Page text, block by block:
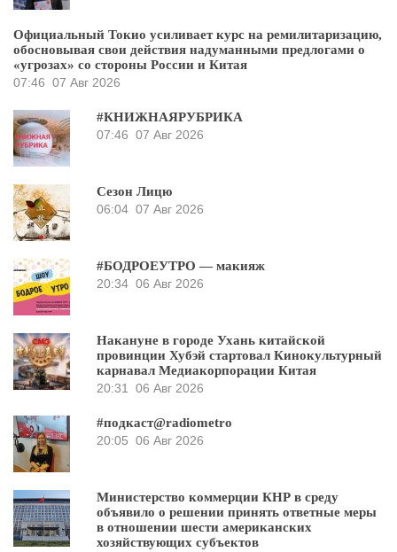
Официальный Токио усиливает курс на ремилитаризацию,
обосновывая свои действия надуманными предлогами о
«угрозах» со стороны России и Китая
07:46 07 Авг 2026
#КНИЖНАЯРУБРИКА
07:46 07 Авг 2026
Сезон Лицю
06:04 07 Авг 2026
#БОДРОЕУТРО — макияж
20:34 06 Авг 2026
Накануне в городе Ухань китайской
провинции Хубэй стартовал Кинокультурный
карнавал Медиакорпорации Китая
20:31 06 Авг 2026
#подкаст@radiometro
20:05 06 Авг 2026
Министерство коммерции КНР в среду
объявило о решении принять ответные меры
в отношении шести американских
хозяйствующих субъектов